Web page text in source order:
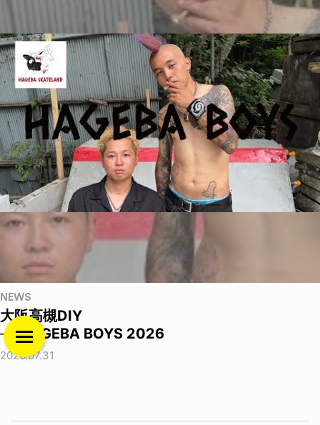
NEWS
大阪高槻DIY
──HAGEBA BOYS 2026
2026.07.31